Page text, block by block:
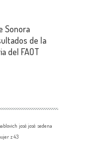
Sonora
de la
del FAOT
josé josé sedena
z 43